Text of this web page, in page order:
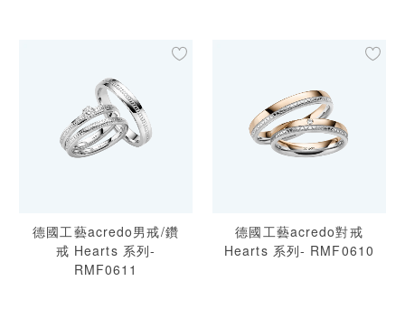
德國工藝acredo男戒/鑽
戒 Hearts 系列-
RMF0611
德國工藝acredo對戒
Hearts 系列- RMF0610